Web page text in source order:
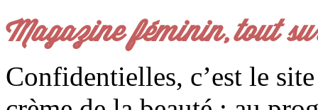
Magazine féminin, tout
Confidentielles, c’est le